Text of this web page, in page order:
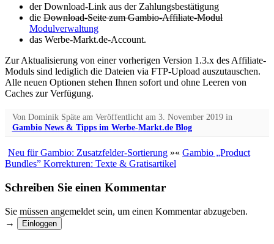
der Download-Link aus der Zahlungsbestätigung
die Download-Seite zum Gambio-Affiliate-Modul
Modulverwaltung
das Werbe-Markt.de-Account.
Zur Aktualisierung von einer vorherigen Version 1.3.x des Affiliate-
Moduls sind lediglich die Dateien via FTP-Upload auszutauschen.
Alle neuen Optionen stehen Ihnen sofort und ohne Leeren von
Caches zur Verfügung.
Von Dominik Späteam Veröffentlicht am 3. November 2019in
Gambio News & Tipps im Werbe-Markt.de Blog
Neu für Gambio: Zusatzfelder-Sortierung »« Gambio „Product
Bundles” Korrekturen: Texte & Gratisartikel
Schreiben Sie einen Kommentar
Sie müssen angemeldet sein, um einen Kommentar abzugeben.
→
Einloggen